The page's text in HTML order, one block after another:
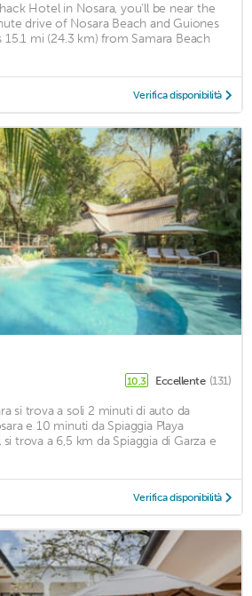
Hotel in Nosara, you'll be near the
drive of Nosara Beach and Guiones
15.1 mi (24.3 km) from Samara Beach
Verifica disponibilità
10,3 Eccellente (131)
si trova a soli 2 minuti di auto da
e 10 minuti da Spiaggia Playa
trova a 6,5 km da Spiaggia di Garza e
Verifica disponibilità